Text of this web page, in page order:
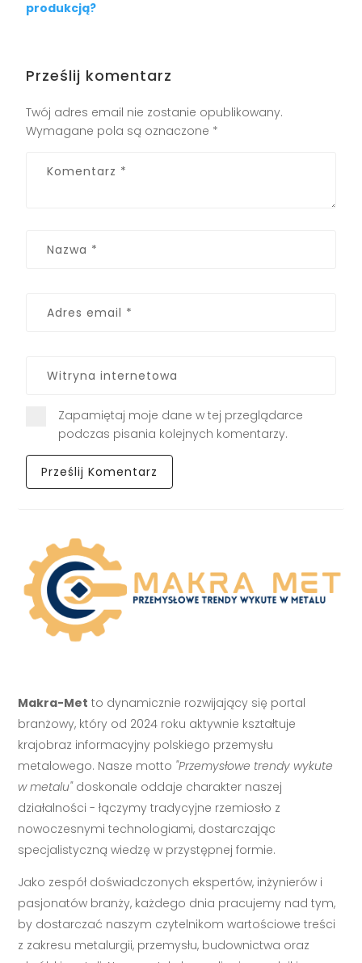
produkcją?
Prześlij komentarz
Twój adres email nie zostanie opublikowany.
Wymagane pola są oznaczone *
Zapamiętaj moje dane w tej przeglądarce
podczas pisania kolejnych komentarzy.
Makra-Met to dynamicznie rozwijający się portal
branżowy, który od 2024 roku aktywnie kształtuje
krajobraz informacyjny polskiego przemysłu
metalowego. Nasze motto "Przemysłowe trendy wykute
w metalu"doskonale oddaje charakter naszej
działalności - łączymy tradycyjne rzemiosło z
nowoczesnymi technologiami, dostarczając
specjalistyczną wiedzę w przystępnej formie.
Jako zespół doświadczonych ekspertów, inżynierów i
pasjonatów branży, każdego dnia pracujemy nad tym,
by dostarczać naszym czytelnikom wartościowe treści
z zakresu metalurgii, przemysłu, budownictwa oraz